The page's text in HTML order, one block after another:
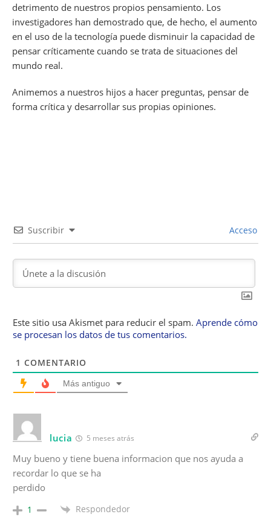
detrimento de nuestros propios pensamiento. Los
investigadores han demostrado que, de hecho, el aumento
en el uso de la tecnología puede disminuir la capacidad de
pensar críticamente cuando se trata de situaciones del
mundo real.
Animemos a nuestros hijos a hacer preguntas, pensar de
forma crítica y desarrollar sus propias opiniones.
Suscribir Acceso
Este sitio usa Akismet para reducir el spam. Aprende cómo
se procesan los datos de tus comentarios.
1 COMENTARIO
Más antiguo
lucia 5 meses atrás
Muy bueno y tiene buena informacion que nos ayuda a
recordar lo que se ha
perdido
1 Respondedor